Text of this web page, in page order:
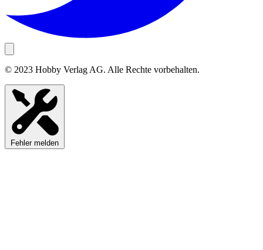
© 2023 Hobby Verlag AG. Alle Rechte vorbehalten.
Fehler melden